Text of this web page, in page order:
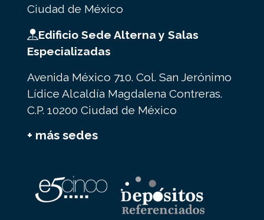
Ciudad de México
Edificio Sede Alterna y Salas
Especializadas
Avenida México 710. Col. San Jerónimo
Lídice Alcaldía Magdalena Contreras.
C.P. 10200 Ciudad de México
+ más sedes